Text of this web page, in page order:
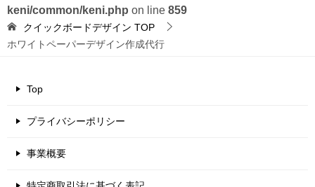
keni/common/keni.php on line 859
クイックボードデザイン TOP
ホワイトペーパーデザイン作成代行
Top
プライバシーポリシー
事業概要